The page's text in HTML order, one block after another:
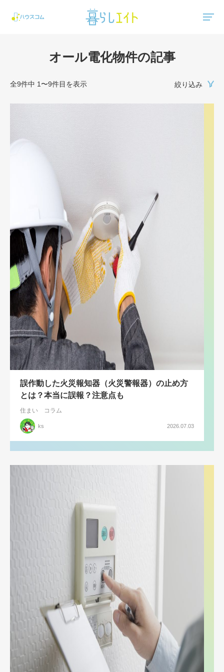
オール電化物件の記事
全9件中 1〜9件目を表示 絞り込み
誤作動した火災報知器（火災警報器）の止め方
とは？本当に誤報？注意点も
住まい コラム
ks 2026.07.03